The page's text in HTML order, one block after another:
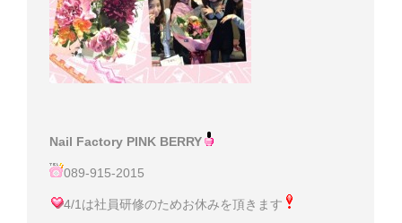
Nail Factory PINK BERRY
089-915-2015
4/1は社員研修のためお休みを頂きます